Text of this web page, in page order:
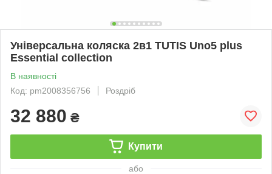
Універсальна коляска 2в1 TUTIS Uno5 plus
Essential collection
В наявності
Код: pm2008356756
Роздріб
32 880 ₴
Купити
або